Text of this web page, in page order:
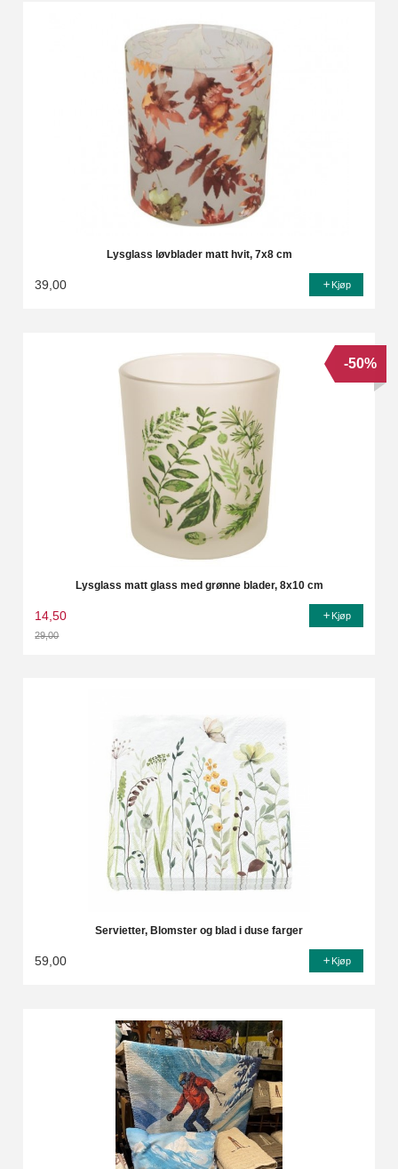
Lysglass løvblader matt hvit, 7x8 cm
39,00 Kjøp
Lysglass matt glass med grønne blader, 8x10 cm
14,50
29,00
-50%
Kjøp
Servietter, Blomster og blad i duse farger
59,00 Kjøp